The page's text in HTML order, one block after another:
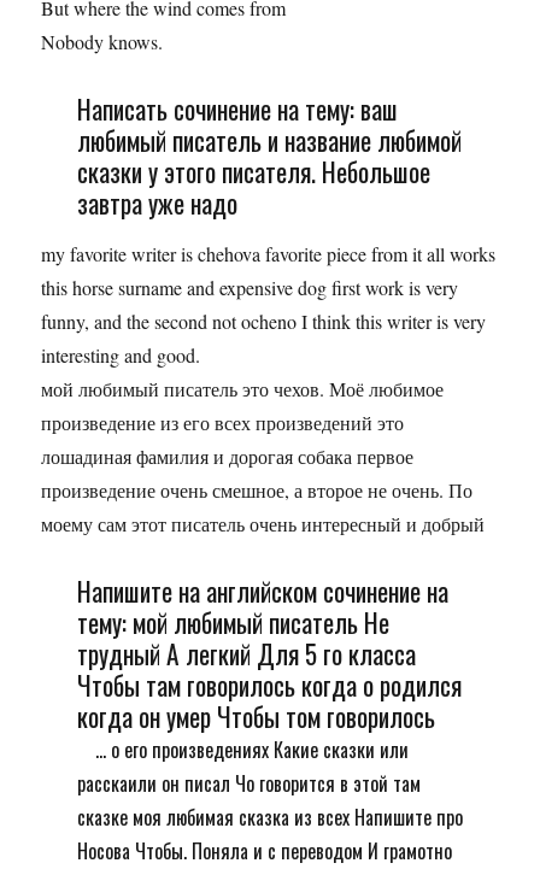
But where the wind comes from
Nobody knows.
Написать сочинение на тему: ваш
любимый писатель и название любимой
сказки у этого писателя. Небольшое
завтра уже надо
my favorite writer is chehova favorite piece from it all works
this horse surname and expensive dog first work is very
funny, and the second not ocheno I think this writer is very
interesting and good.
мой любимый писатель это чехов. Моё любимое
произведение из его всех произведений это
лошадиная фамилия и дорогая собака первое
произведение очень смешное, а второе не очень. По
моему сам этот писатель очень интересный и добрый
Напишите на английском сочинение на
тему: мой любимый писатель Не
трудный А легкий Для 5 го класса
Чтобы там говорилось когда о родился
когда он умер Чтобы том говорилось
... о его произведениях Какие сказки или
расскаили он писал Чо говорится в этой там
сказке моя любимая сказка из всех Напишите про
Носова Чтобы. Поняла и с переводом И грамотно